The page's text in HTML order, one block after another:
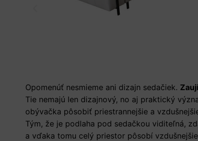
Opomenúť nesmieme ani dizajn sedačiek.
Tie nemajú len dizajnový, no aj praktický
obývačka pôsobiť priestrannejšie a
Tým, že je podlaha pod sedačkou viditeľná,
a vďaka tomu celý priestor pôsobí